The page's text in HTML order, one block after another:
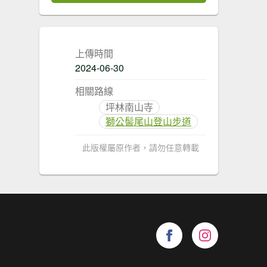
上傳時間
2024-06-30
相關路線
坪林南山寺
獅公髻尾山登山步道
此版權屬原作者，請勿任意轉載